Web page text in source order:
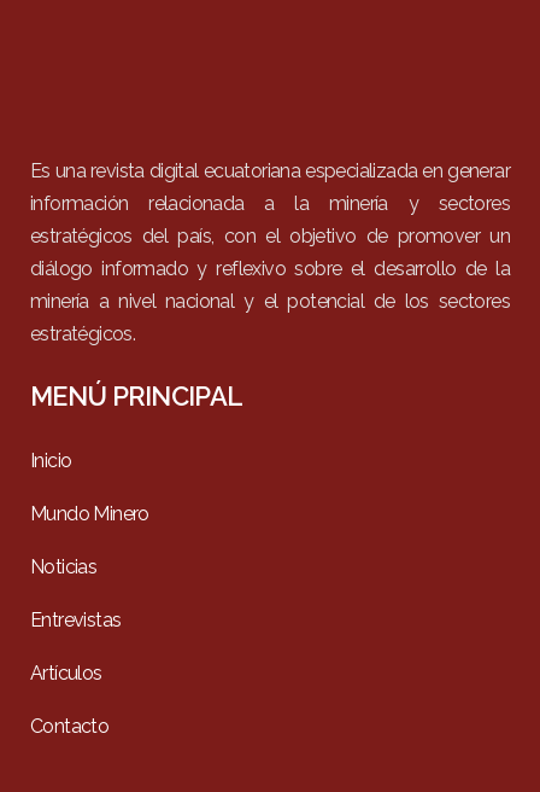
Es una revista digital ecuatoriana especializada en generar
información relacionada a la minería y sectores
estratégicos del país, con el objetivo de promover un
diálogo informado y reflexivo sobre el desarrollo de la
minería a nivel nacional y el potencial de los sectores
estratégicos.
MENÚ PRINCIPAL
Inicio
Mundo Minero
Noticias
Entrevistas
Artículos
Contacto